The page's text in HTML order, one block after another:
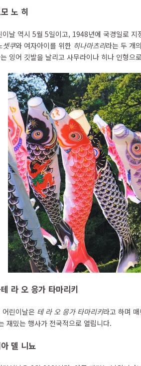
노 히
이날 역시 5월 5일이고, 1948년에 국경일로
셋쿠와 여자아이를 위한 히나마츠리라는 두 개
잉어 깃발을 날리고 사무라이나 히나 인형으
라 오 응가 타마리키
어린이날은 테 라 오 응가 타마리키라고 하며
재밌는 행사가 전국적으로 열립니다.
델 니뇨